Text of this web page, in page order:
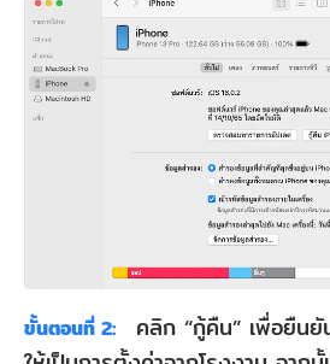
ขั้นตอนที่ 2:
คลิก “กู้คืน” เพื่อยืน